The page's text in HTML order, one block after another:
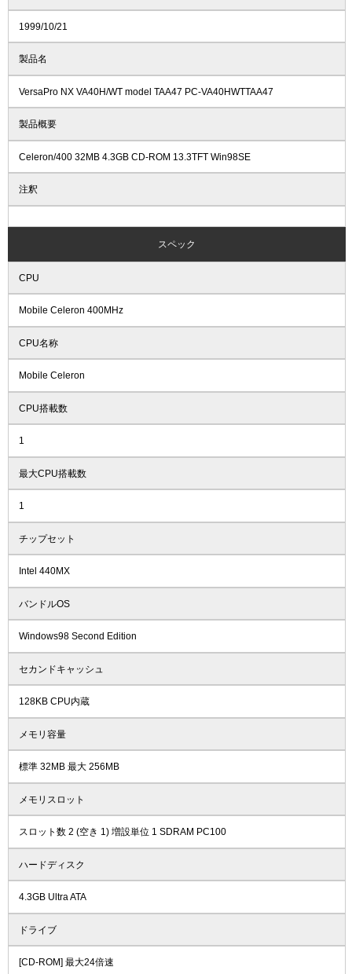
1999/10/21
製品名
VersaPro NX VA40H/WT model TAA47 PC-VA40HWTTAA47
製品概要
Celeron/400 32MB 4.3GB CD-ROM 13.3TFT Win98SE
注釈
スペック
CPU
Mobile Celeron 400MHz
CPU名称
Mobile Celeron
CPU搭載数
1
最大CPU搭載数
1
チップセット
Intel 440MX
バンドルOS
Windows98 Second Edition
セカンドキャッシュ
128KB CPU内蔵
メモリ容量
標準 32MB 最大 256MB
メモリスロット
スロット数 2 (空き 1) 増設単位 1 SDRAM PC100
ハードディスク
4.3GB Ultra ATA
ドライブ
[CD-ROM] 最大24倍速